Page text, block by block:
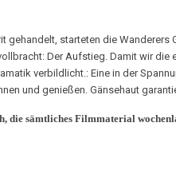
starteten die
Der Aufstieg. Damit wir
verbildlicht.: Eine in der
und genießen. Gänsehaut
sämtliches Filmmaterial